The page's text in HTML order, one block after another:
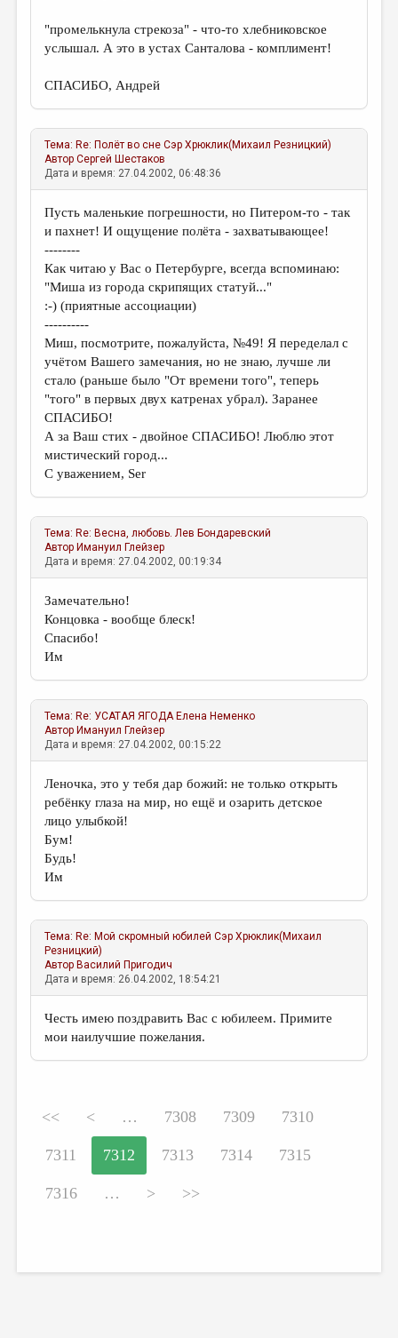
"промелькнула стрекоза" - что-то хлебниковское
услышал. А это в устах Санталова - комплимент!
СПАСИБО, Андрей
Тема: Re: Полёт во сне Сэр Хрюклик(Михаил Резницкий)
АвторСергей Шестаков
Дата и время: 27.04.2002, 06:48:36
Пусть маленькие погрешности, но Питером-то - так
и пахнет! И ощущение полёта - захватывающее!
--------
Как читаю у Вас о Петербурге, всегда вспоминаю:
"Миша из города скрипящих статуй..."
:-) (приятные ассоциации)
----------
Миш, посмотрите, пожалуйста, №49! Я переделал с
учётом Вашего замечания, но не знаю, лучше ли
стало (раньше было "От времени того", теперь
"того" в первых двух катренах убрал). Заранее
СПАСИБО!
А за Ваш стих - двойное СПАСИБО! Люблю этот
мистический город...
С уважением, Ser
Тема: Re: Весна, любовь. Лев Бондаревский
Автор Имануил Глейзер
Дата и время: 27.04.2002, 00:19:34
Замечательно!
Концовка - вообще блеск!
Спасибо!
Им
Тема: Re: УСАТАЯ ЯГОДА Елена Неменко
Автор Имануил Глейзер
Дата и время: 27.04.2002, 00:15:22
Леночка, это у тебя дар божий: не только открыть
ребёнку глаза на мир, но ещё и озарить детское
лицо улыбкой!
Бум!
Будь!
Им
Тема: Re: Мой скромный юбилей Сэр Хрюклик(Михаил
Резницкий)
Автор Василий Пригодич
Дата и время: 26.04.2002, 18:54:21
Честь имею поздравить Вас с юбилеем. Примите
мои наилучшие пожелания.
<< < … 7308 7309 7310
7311 7312 7313 7314 7315
7316 … > >>